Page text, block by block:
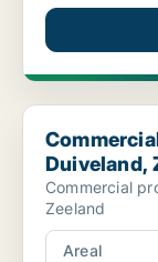
Commercial
Duiveland,
Commercial
Zeeland
Areal